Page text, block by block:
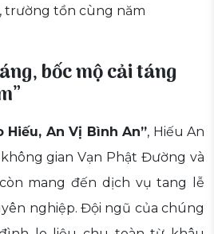
trường tồn cùng năm
bốc mộ cải táng
Hiếu, An Vị Bình An”, Hiếu An
gian Vạn Phật Đường và
mang đến dịch vụ tang lễ
nghiệp. Đội ngũ của chúng